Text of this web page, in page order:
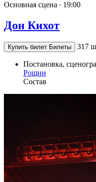
Основная сцена ∙ 19:00
Дон Кихот
Купить билет Билеты 317
Постановка,
Рощин
Состав